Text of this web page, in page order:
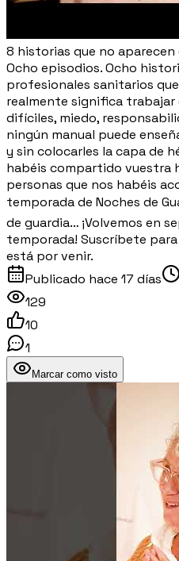
8 historias que no aparecen
Ocho episodios. Ocho
profesionales sanitarios
realmente significa trabajar
difíciles, miedo,
ningún manual puede
y sin colocarles la capa de
habéis compartido vuestra
personas que nos habéis
temporada de Noches de
de guardia… ¡Volvemos en
temporada! Suscríbete
está por venir.
Publicado hace 17 días
129
10
1
Marcar como visto